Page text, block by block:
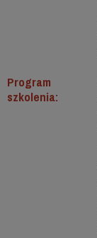
Program
szkolenia: